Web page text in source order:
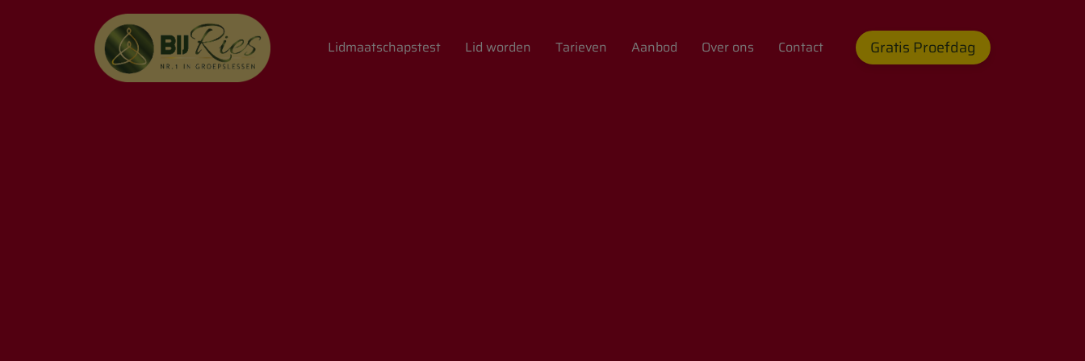
Hoofdnavigatie Lidmaatschapstest Lid worden Tarieven Aanbod Over ons Contact Gratis Proefdag